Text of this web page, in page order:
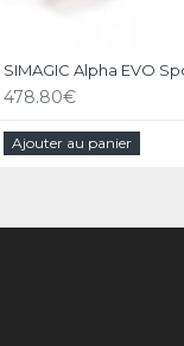
478.80€
Ajouter au panier